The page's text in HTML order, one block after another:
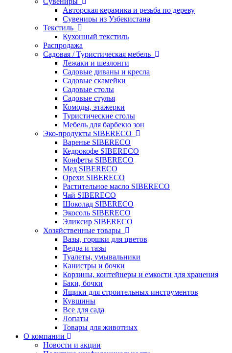
Авторская керамика и резьба по дереву
Сувениры из Узбекистана
Текстиль
Кухонный текстиль
Распродажа
Садовая / Туристическая мебель
Лежаки и шезлонги
Садовые диваны и кресла
Садовые скамейки
Садовые столы
Садовые стулья
Комоды, этажерки
Туристические столы
Мебель для барбекю зон
Эко-продукты SIBERECO
Варенье SIBERECO
Кедрокофе SIBERECO
Конфеты SIBERECO
Мед SIBERECO
Орехи SIBERECO
Растительное масло SIBERECO
Чай SIBERECO
Шоколад SIBERECO
Экосоль SIBERECO
Эликсир SIBERECO
Хозяйственные товары
Вазы, горшки для цветов
Ведра и тазы
Туалеты, умывальники
Канистры и бочки
Корзины, контейнеры и емкости для хранения
Баки, бочки
Ящики для строительных инструментов
Кувшины
Все для сада
Лопаты
Товары для животных
О компании
Новости и акции